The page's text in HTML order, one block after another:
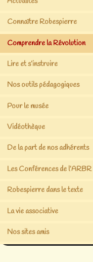
Connaître Robespierre
Comprendre la Révolution
Lire et s’instruire
Nos outils pédagogiques
Pour le musée
Vidéothèque
De la part de nos adhérents
Les Conférences de l’ARBR
Robespierre dans le texte
La vie associative
Nos sites amis